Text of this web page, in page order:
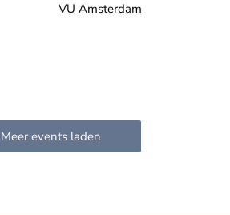
VU Amsterdam